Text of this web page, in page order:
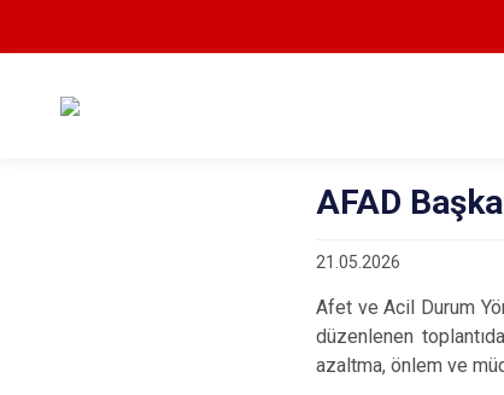
AFAD
21.05.2026
Afet ve Acil Durum
düzenlenen
azaltma, önlem ve